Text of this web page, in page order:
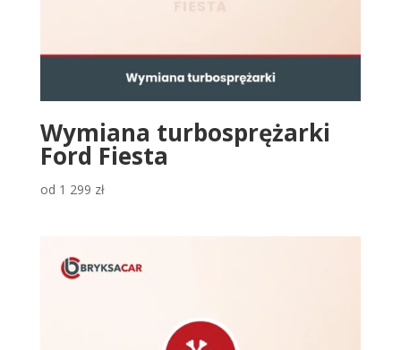
Wymiana turbosprężarki
Ford Fiesta
od 1 299 zł